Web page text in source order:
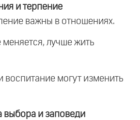
и терпение
важны в отношениях.
меняется, лучше жить
воспитание могут изменить
выбора и заповеди